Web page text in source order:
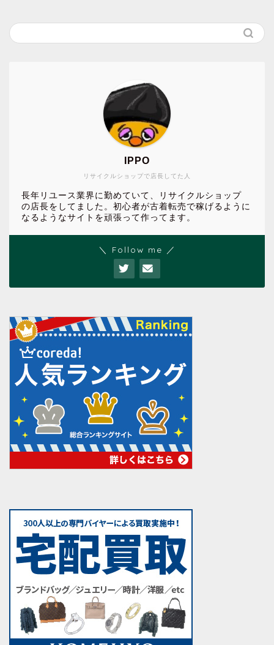
リサイクルショップで店長してた人
IPPO
長年リユース業界に勤めていて、リサイクルショップ
の店長をしてました。初心者が古着転売で稼げるように
なるようなサイトを頑張って作ってます。
＼ Follow me ／